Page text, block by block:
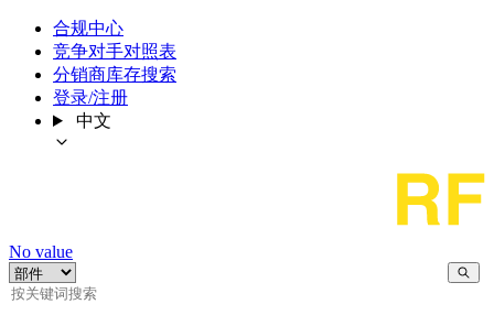
合规中心
竞争对手对照表
分销商库存搜索
登录/注册
中文
No value